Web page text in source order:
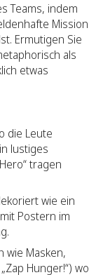
Teams, indem
Mission
Ermutigen Sie
als
etwas
die Leute
lustiges
tragen
wie ein
Postern im
wie Masken,
Hunger!“) wo